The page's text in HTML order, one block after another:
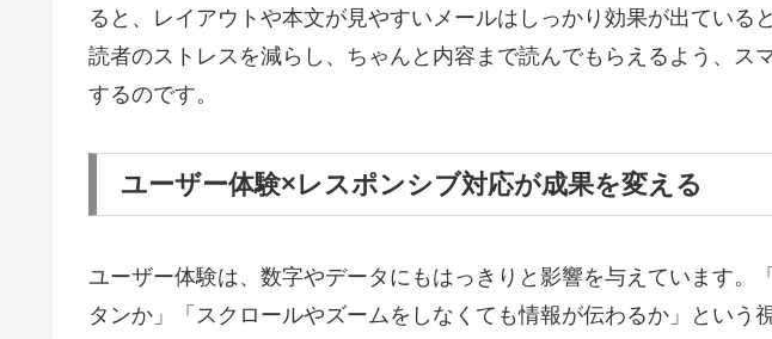
ると、レイアウトや本文が見やすいメールはしっかり効果が出ている
読者のストレスを減らし、ちゃんと内容まで読んでもらえるよう、ス
するのです。
ユーザー体験×レスポンシブ対応が成果を変える
ユーザー体験は、数字やデータにもはっきりと影響を与えています。
タンか」「スクロールやズームをしなくても情報が伝わるか」という